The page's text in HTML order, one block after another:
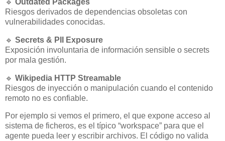
Riesgos derivados de dependencias obsoletas con
vulnerabilidades conocidas.
🔹 Secrets & PII Exposure
Exposición involuntaria de información sensible o secrets
por mala gestión.
🔹 Wikipedia HTTP Streamable
Riesgos de inyección o manipulación cuando el contenido
remoto no es confiable.
Por ejemplo si vemos el primero, el que expone acceso al
sistema de ficheros, es el típico “workspace” para que el
agente pueda leer y escribir archivos. El código no valida